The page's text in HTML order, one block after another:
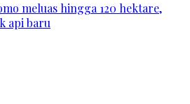
meluas hingga 120 hektare,
api baru